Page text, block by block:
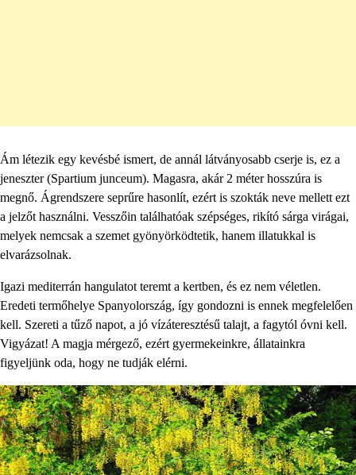
Ám létezik egy kevésbé ismert, de annál látványosabb cserje is, ez a
jeneszter (Spartium junceum). Magasra, akár 2 méter hosszúra is
megnő. Ágrendszere seprűre hasonlít, ezért is szokták neve mellett ezt
a jelzőt használni. Vesszőin találhatóak szépséges, rikító sárga virágai,
melyek nemcsak a szemet gyönyörködtetik, hanem illatukkal is
elvarázsolnak.
Igazi mediterrán hangulatot teremt a kertben, és ez nem véletlen.
Eredeti termőhelye Spanyolország, így gondozni is ennek megfelelően
kell. Szereti a tűző napot, a jó vízáteresztésű talajt, a fagytól óvni kell.
Vigyázat! A magja mérgező, ezért gyermekeinkre, állatainkra
figyeljünk oda, hogy ne tudják elérni.